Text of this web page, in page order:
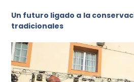
Un futuro ligado a la
tradicionales